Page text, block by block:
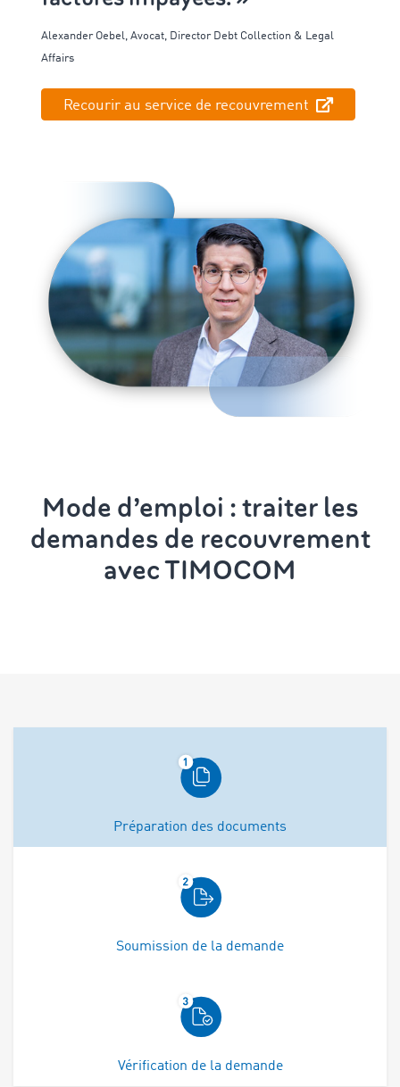
Alexander Oebel, Avocat, Director Debt Collection & Legal
Affairs
Recourir au service de recouvrement
Mode d’emploi : traiter les
demandes de recouvrement
avec TIMOCOM
Préparation des documents
Soumission de la demande
Vérification de la demande